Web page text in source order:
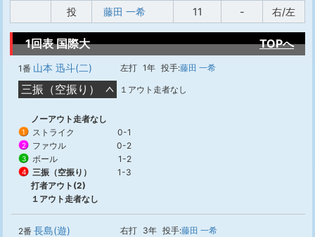
投
藤田 一希 11 - 右/左
1回表 国際大 TOPへ
1番 山本 迅斗(二) 左打 1年 投手:藤田 一希
三振（空振り） １アウト走者なし
ノーアウト走者なし
1 ストライク 0-1
2 ファウル 0-2
3 ボール 1-2
4 三振（空振り）
1-3
打者アウト(2)
１アウト走者なし
2番 長島(遊) 右打 3年 投手:藤田 一希